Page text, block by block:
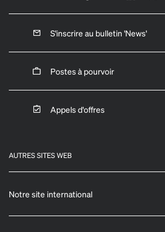
S'inscrire au bulletin 'News'
Postes à pourvoir
Appels d'offres
AUTRES SITES WEB
Notre site international